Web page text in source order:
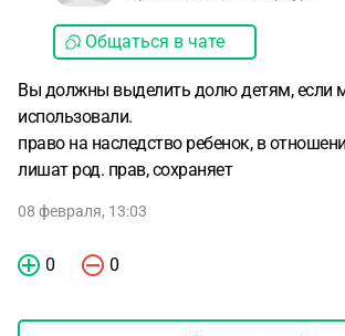
Общаться в чате
Вы должны выделить долю детям, если
использовали.
право на наследство ребенок, в
лишат род. прав, сохраняет
08 февраля, 13:03
0 0